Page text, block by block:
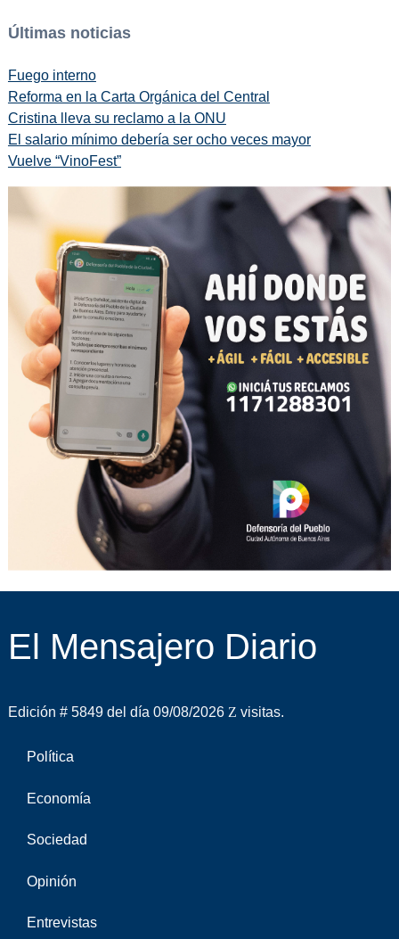
Últimas noticias
Fuego interno
Reforma en la Carta Orgánica del Central
Cristina lleva su reclamo a la ONU
El salario mínimo debería ser ocho veces mayor
Vuelve “VinoFest”
El Mensajero Diario
Edición # 5849 del día 09/08/2026 visitas.
Política
Economía
Sociedad
Opinión
Entrevistas